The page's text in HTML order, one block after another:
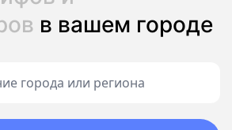
в вашем городе